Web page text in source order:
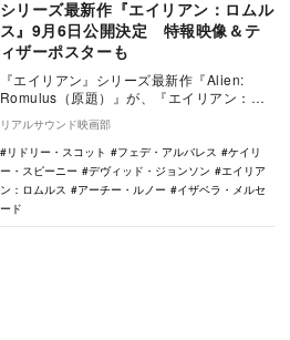
シリーズ最新作『エイリアン：ロムル
ス』9月6日公開決定 特報映像＆テ
ィザーポスターも
『エイリアン』シリーズ最新作『Alien:
Romulus（原題）』が、『エイリアン：ロ
ムルス』の邦題で9月6日に全国劇場公開
さ…
リアルサウンド映画部
リドリー・スコット
フェデ・アルバレス
ケイリ
ー・スピーニー
デヴィッド・ジョンソン
エイリア
ン：ロムルス
アーチー・ルノー
イザベラ・メルセ
ード